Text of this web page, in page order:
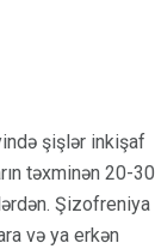
şişlər inkişaf
təxminən 20-30
Şizofreniya
və ya erkən